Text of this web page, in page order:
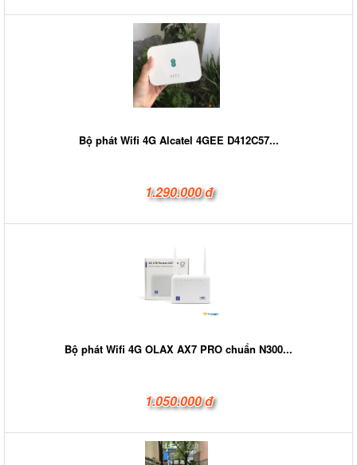
Bộ phát Wifi 4G Alcatel 4GEE D412C57...
1.290.000 đ
Bộ phát Wifi 4G OLAX AX7 PRO chuẩn N300...
1.050.000 đ